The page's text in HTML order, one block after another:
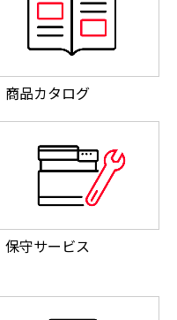
商品カタログ
保守サービス